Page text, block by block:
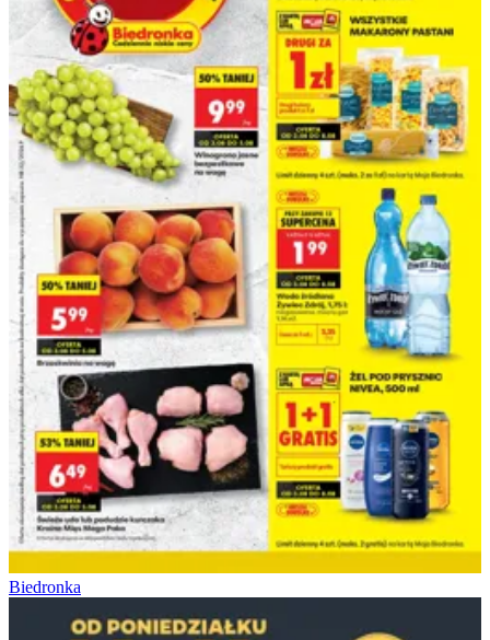
Biedronka